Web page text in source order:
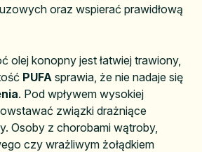
oraz wspierać prawidłową
olej konopny jest łatwiej trawiony,
PUFA sprawia, że nie nadaje się
. Pod wpływem wysokiej
związki drażniące
Osoby z chorobami wątroby,
czy wrażliwym żołądkiem